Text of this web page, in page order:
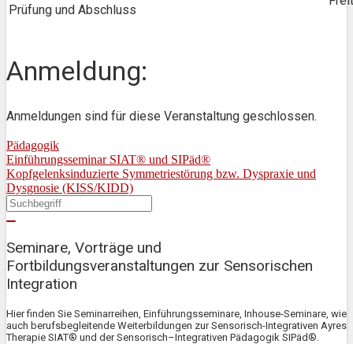
Prüfung und Abschluss
Anmeldung:
Anmeldungen sind für diese Veranstaltung geschlossen.
Pädagogik
Einführungsseminar SIAT® und SIPäd®
Kopfgelenksinduzierte Symmetriestörung bzw. Dyspraxie und
Dysgnosie (KISS/KIDD)
Seminare, Vorträge und
Fortbildungsveranstaltungen zur Sensorischen
Integration
Hier finden Sie Seminarreihen, Einführungsseminare, Inhouse-Seminare, wie
auch berufsbegleitende Weiterbildungen zur Sensorisch-Integrativen Ayres
Therapie SIAT® und der Sensorisch–Integrativen Pädagogik SIPäd®.